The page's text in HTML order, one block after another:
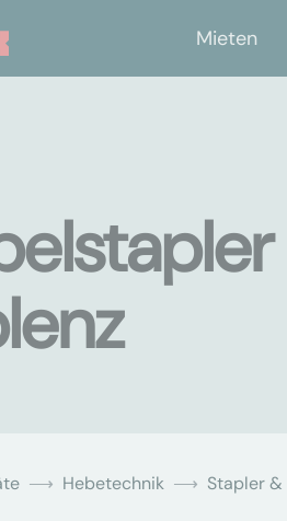
Mieten
Hebetechnik Stapler